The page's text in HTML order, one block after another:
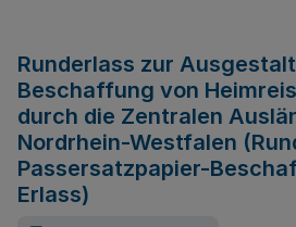
Runderlass zur
Beschaffung von
durch die Zentralen
Nordrhein-Westfalen
Passersatzpapier-
Erlass)